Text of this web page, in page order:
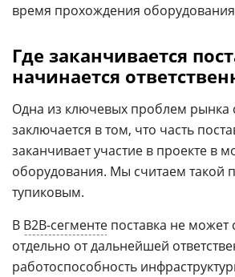
время прохождения
Где заканчивается
начинается
Одна из ключевых проблем рынка
заключается в том, что часть
заканчивает участие в проекте в
оборудования. Мы считаем такой
тупиковым.
В B2B-сегменте поставка не может
отдельно от дальнейшей
работоспособность